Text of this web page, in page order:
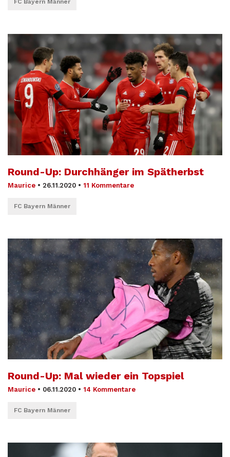
FC Bayern Männer
Round-Up: Durchhänger im Spätherbst
Maurice • 26.11.2020 • 11 Kommentare
FC Bayern Männer
Round-Up: Mal wieder ein Topspiel
Maurice • 06.11.2020 • 14 Kommentare
FC Bayern Männer